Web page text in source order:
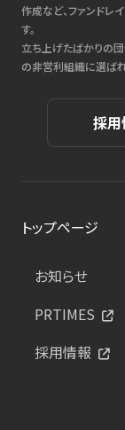
作成など、ファンド
す。
立ち上げたばかりの
の非営利組織に選ばれ
採
トップページ
お知らせ
PRTIMES
採用情報